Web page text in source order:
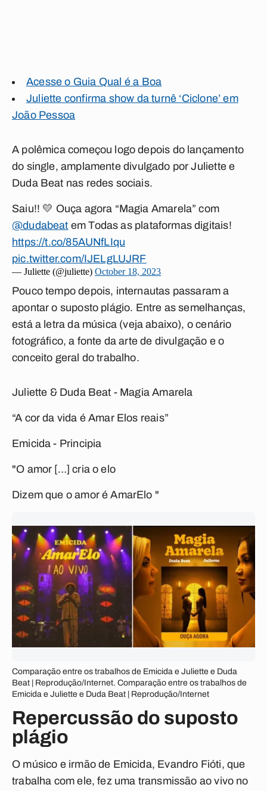
Acesse o Guia Qual é a Boa
Juliette confirma show da turnê ‘Ciclone’ em
João Pessoa
A polêmica começou logo depois do lançamento
do single, amplamente divulgado por Juliette e
Duda Beat nas redes sociais.
Saiu!! 💛 Ouça agora “Magia Amarela” com
@dudabeat em Todas as plataformas digitais!
https://t.co/85AUNfLIqu
pic.twitter.com/IJELgLUJRF
— Juliette (@juliette) October 18, 2023
Pouco tempo depois, internautas passaram a
apontar o suposto plágio. Entre as semelhanças,
está a letra da música (veja abaixo), o cenário
fotográfico, a fonte da arte de divulgação e o
conceito geral do trabalho.
Juliette & Duda Beat - Magia Amarela
“A cor da vida é Amar Elos reais”
Emicida - Principia
"O amor […] cria o elo
Dizem que o amor é AmarElo "
Comparação entre os trabalhos de Emicida e Juliette e Duda
Beat | Reprodução/Internet. Comparação entre os trabalhos de
Emicida e Juliette e Duda Beat | Reprodução/Internet
Repercussão do suposto
plágio
O músico e irmão de Emicida, Evandro Fióti, que
trabalha com ele, fez uma transmissão ao vivo no